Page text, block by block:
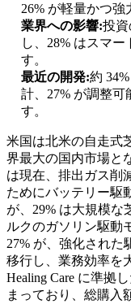
26% が軽量かつ強
業界への影響:投資
し、28% はスマ
す。
最近の開発:約
計、27% が調整可
す。
米国は北米の自走式
界最大の国内市場と
は現在、排出ガス削
ためにバッテリー駆
が、29% は大規模な
ルクのガソリン駆動
27% が、強化された
移行し、業務効率を
Healing Care に準拠
まっており、総購入